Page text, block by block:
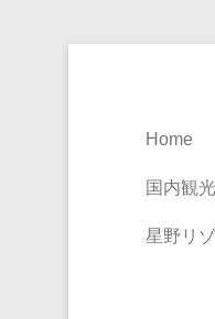
Home
国内観光
星野リ